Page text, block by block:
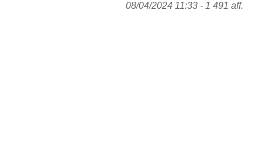
08/04/2024 11:33 - 1 491 aff.